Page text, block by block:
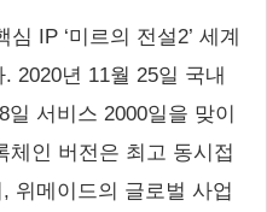
심 IP ‘미르의 전설2’ 세계
2020년 11월 25일 국내
서비스 2000일을 맞이
체인 버전은 최고 동시접
위메이드의 글로벌 사업